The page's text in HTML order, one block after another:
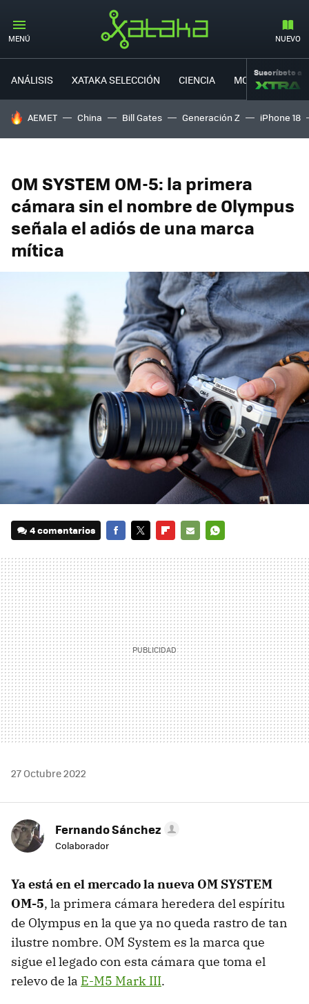
MENÚ NUEVO
ANÁLISIS XATAKA SELECCIÓN CIENCIA MOVILIDAD
Suscríbete a
HOY SE HABLA DE
AEMET China Bill Gates Generación Z iPhone 18
OM SYSTEM OM-5: la primera
cámara sin el nombre de Olympus
señala el adiós de una marca
mítica
4 comentarios
MAIL
27 Octubre 2022
Fernando Sánchez
Colaborador
Ya está en el mercado la nueva OM SYSTEM
OM-5, la primera cámara heredera del espíritu
de Olympus en la que ya no queda rastro de tan
ilustre nombre. OM System es la marca que
sigue el legado con esta cámara que toma el
relevo de la E-M5 Mark III.